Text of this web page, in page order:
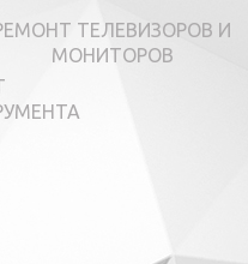
ТЕЛЕВИЗОРОВ И
МОНИТОРОВ